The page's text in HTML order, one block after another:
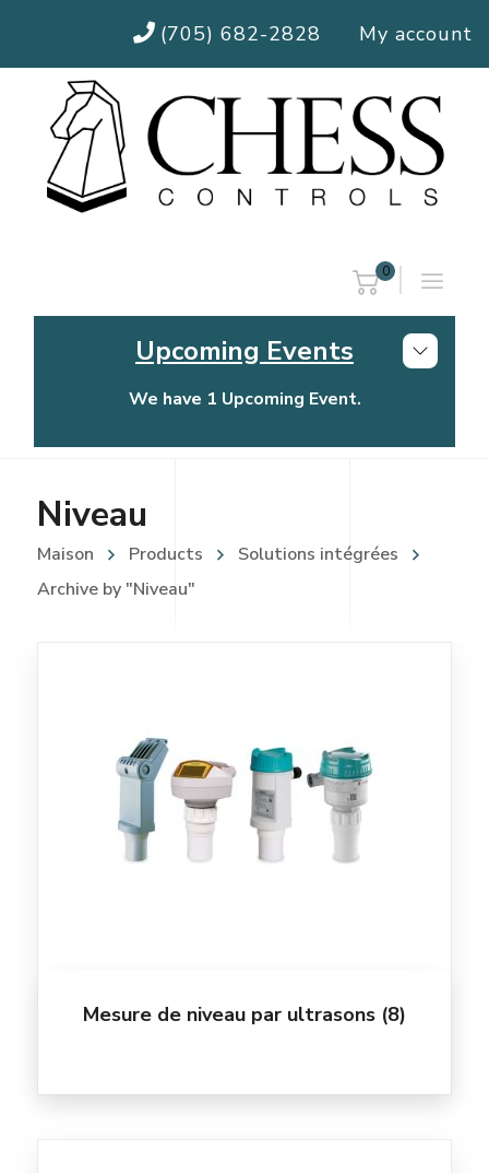
(705) 682-2828 My account
0
Upcoming Events
We have 1 Upcoming Event.
Chess Controls Golf Tournament
Niveau
Maison Products
Solutions intégrées
Archive by "Niveau"
Mesure de niveau par ultrasons (8)